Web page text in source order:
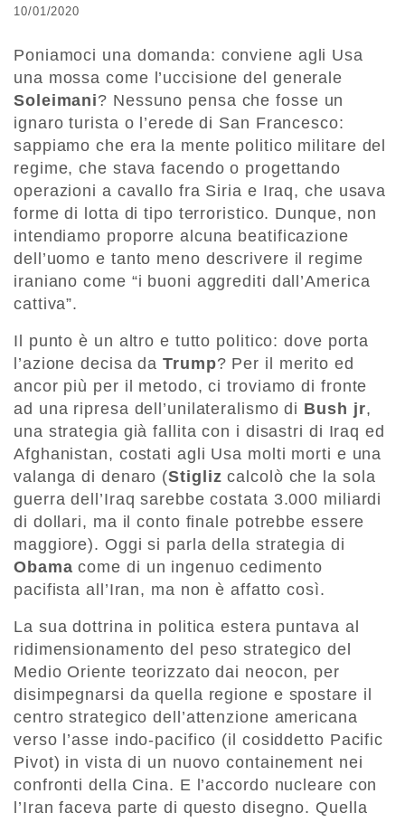
10/01/2020
Poniamoci una domanda: conviene agli Usa
una mossa come l’uccisione del generale
Soleimani? Nessuno pensa che fosse un
ignaro turista o l’erede di San Francesco:
sappiamo che era la mente politico militare del
regime, che stava facendo o progettando
operazioni a cavallo fra Siria e Iraq, che usava
forme di lotta di tipo terroristico. Dunque, non
intendiamo proporre alcuna beatificazione
dell’uomo e tanto meno descrivere il regime
iraniano come “i buoni aggrediti dall’America
cattiva”.
Il punto è un altro e tutto politico: dove porta
l’azione decisa daTrump? Per il merito ed
ancor più per il metodo, ci troviamo di fronte
ad una ripresa dell’unilateralismo di Bush jr,
una strategia già fallita con i disastri di Iraq ed
Afghanistan, costati agli Usa molti morti e una
valanga di denaro (Stigliz calcolò che la sola
guerra dell’Iraq sarebbe costata 3.000 miliardi
di dollari, ma il conto finale potrebbe essere
maggiore). Oggi si parla della strategia di
Obama come di un ingenuo cedimento
pacifista all’Iran, ma non è affatto così.
La sua dottrina in politica estera puntava al
ridimensionamento del peso strategico del
Medio Oriente teorizzato dai neocon, per
disimpegnarsi da quella regione e spostare il
centro strategico dell’attenzione americana
verso l’asse indo-pacifico (il cosiddetto Pacific
Pivot) in vista di un nuovo containement nei
confronti della Cina. E l’accordo nucleare con
l’Iran faceva parte di questo disegno. Quella